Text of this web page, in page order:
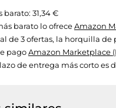
barato: 31,34 €
barato lo ofreceAmazon
de 3 ofertas, la horquilla de
pagoAmazon Marketplace
de entrega más corto es